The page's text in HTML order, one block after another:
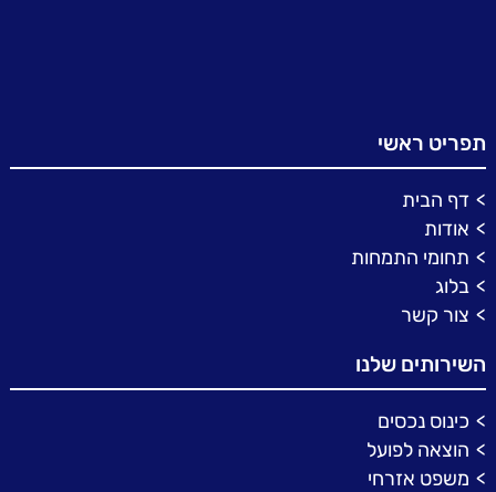
תפריט ראשי
דף הבית
אודות
תחומי התמחות
בלוג
צור קשר
השירותים שלנו
כינוס נכסים
הוצאה לפועל
משפט אזרחי